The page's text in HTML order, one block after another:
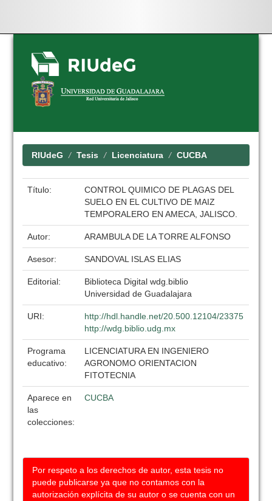
Skip
navigation
RIUdeG Tesis Licenciatura CUCBA
Título:
CONTROL QUIMICO DE PLAGAS DEL
SUELO EN EL CULTIVO DE MAIZ
TEMPORALERO EN AMECA, JALISCO.
Autor: ARAMBULA DE LA TORRE ALFONSO
Asesor: SANDOVAL ISLAS ELIAS
Editorial:
Biblioteca Digital wdg.biblio
Universidad de Guadalajara
URI:
http://hdl.handle.net/20.500.12104/23375
http://wdg.biblio.udg.mx
Programa
educativo:
LICENCIATURA EN INGENIERO
AGRONOMO ORIENTACION
FITOTECNIA
Aparece en
las
colecciones:
CUCBA
Por respeto a los derechos de autor, esta tesis no
puede publicarse ya que no contamos con la
autorización explícita de su autor o se cuenta con un